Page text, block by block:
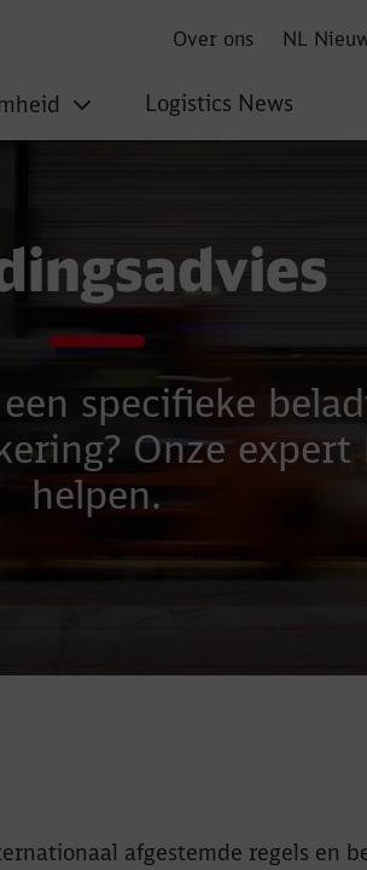
Over ons NL
Logistics News
specifieke
Onze
helpen.
afgestemde regels en